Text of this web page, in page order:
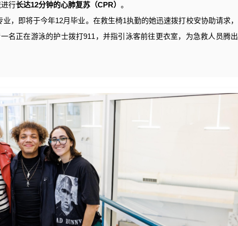
行长达12分钟的心肺复苏（CPR） 。
业，即将于今年12月毕业。在救生椅1执勤的她迅速拨打校安协助请求，
名正在游泳的护士拨打911，并指引泳客前往更衣室，为急救人员腾出